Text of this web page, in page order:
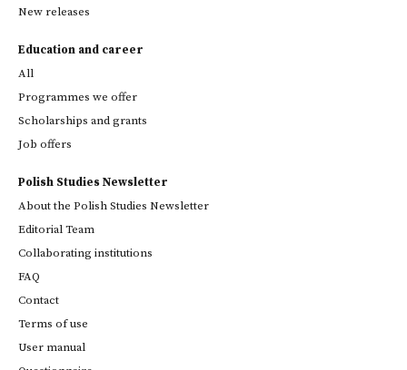
New releases
Education and career
All
Programmes we offer
Scholarships and grants
Job offers
Polish Studies Newsletter
About the Polish Studies Newsletter
Editorial Team
Collaborating institutions
FAQ
Contact
Terms of use
User manual